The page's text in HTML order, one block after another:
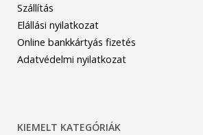
Szállítás
Elállási nyilatkozat
Online bankkártyás fizetés
Adatvédelmi nyilatkozat
KIEMELT KATEGÓRIÁK